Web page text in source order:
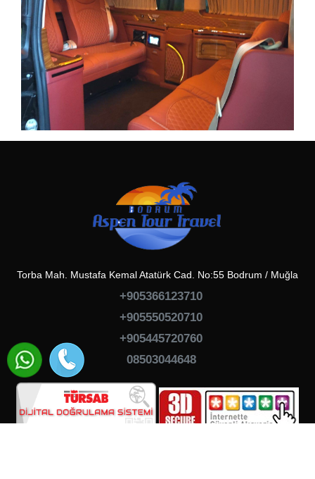
Torba Mah. Mustafa Kemal Atatürk Cad. No:55 Bodrum / Muğla
+905366123710
+905550520710
+905445720760
08503044648